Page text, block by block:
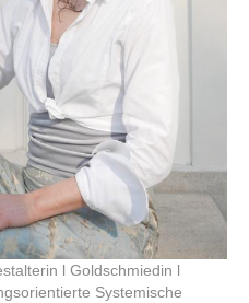
l Goldschmiedin l
Systemische